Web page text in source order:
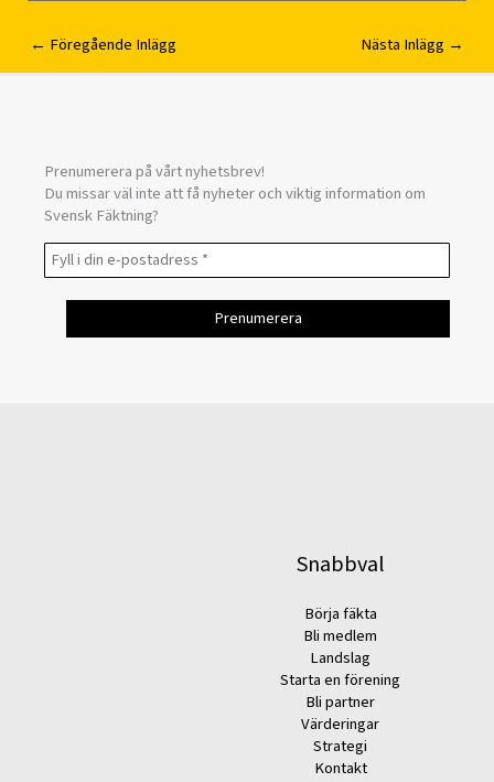
← Föregående Inlägg Nästa Inlägg →
Prenumerera på vårt nyhetsbrev!
Du missar väl inte att få nyheter och viktig information om
Svensk Fäktning?
Snabbval
Börja fäkta
Bli medlem
Landslag
Starta en förening
Bli partner
Värderingar
Strategi
Kontakt